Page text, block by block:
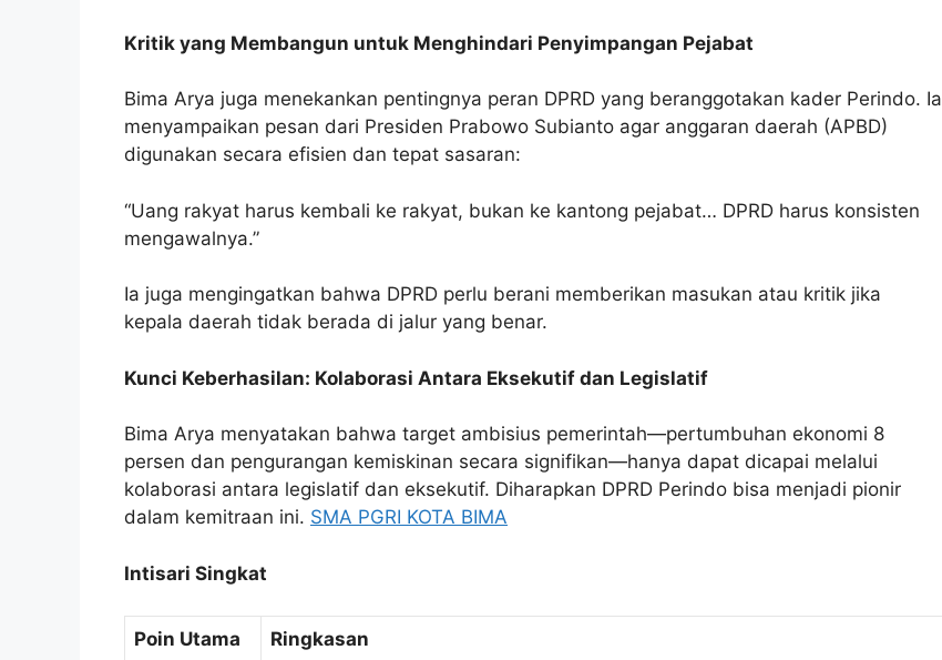
Kritik yang Membangun untuk Menghindari Penyimpangan Pejabat
Bima Arya juga menekankan pentingnya peran DPRD yang beranggotakan kader Perindo. Ia
menyampaikan pesan dari Presiden Prabowo Subianto agar anggaran daerah (APBD)
digunakan secara efisien dan tepat sasaran:
“Uang rakyat harus kembali ke rakyat, bukan ke kantong pejabat… DPRD harus konsisten
mengawalnya.”
Ia juga mengingatkan bahwa DPRD perlu berani memberikan masukan atau kritik jika
kepala daerah tidak berada di jalur yang benar.
Kunci Keberhasilan: Kolaborasi Antara Eksekutif dan Legislatif
Bima Arya menyatakan bahwa target ambisius pemerintah—pertumbuhan ekonomi 8
persen dan pengurangan kemiskinan secara signifikan—hanya dapat dicapai melalui
kolaborasi antara legislatif dan eksekutif. Diharapkan DPRD Perindo bisa menjadi pionir
dalam kemitraan ini. SMA PGRI KOTA BIMA
Intisari Singkat
Poin Utama Ringkasan